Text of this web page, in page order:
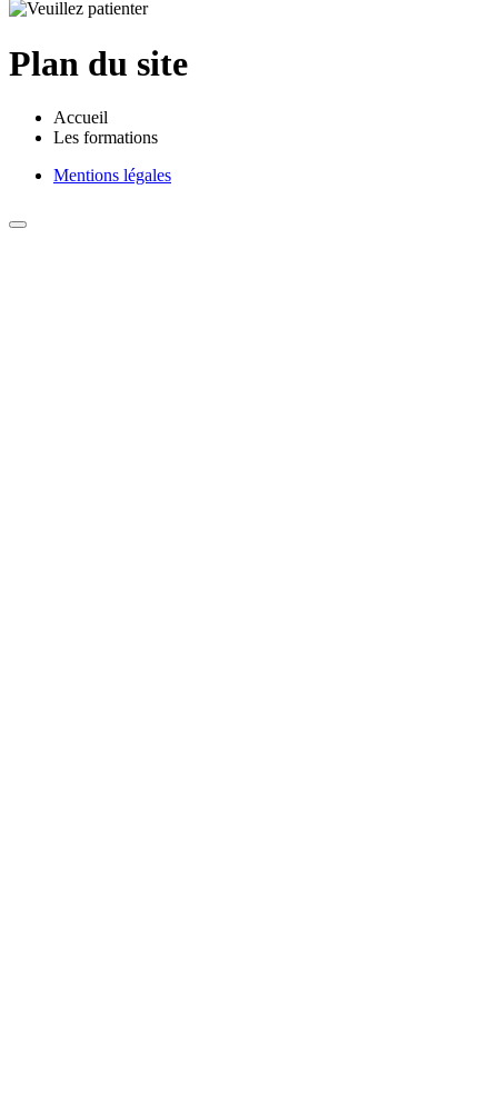
Plan du site
Accueil
Les formations
Mentions légales